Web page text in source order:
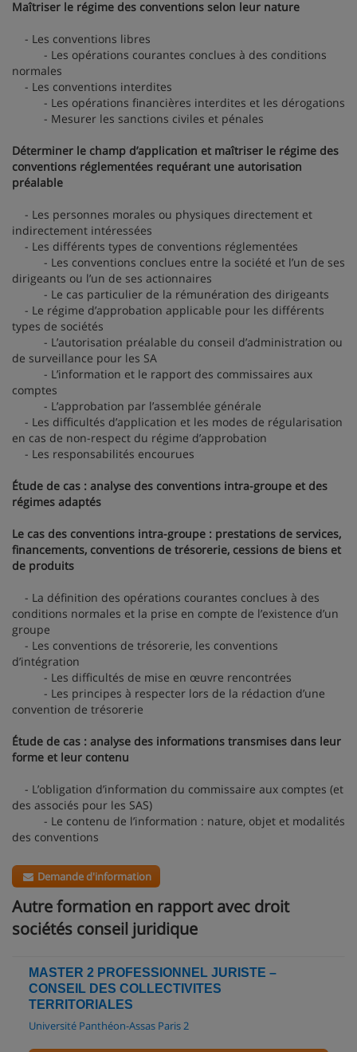
Maîtriser le régime des conventions selon leur nature
- Les conventions libres
- Les opérations courantes conclues à des conditions
normales
- Les conventions interdites
- Les opérations financières interdites et les dérogations
- Mesurer les sanctions civiles et pénales
Déterminer le champ d’application et maîtriser le régime des
conventions réglementées requérant une autorisation
préalable
- Les personnes morales ou physiques directement et
indirectement intéressées
- Les différents types de conventions réglementées
- Les conventions conclues entre la société et l’un de ses
dirigeants ou l’un de ses actionnaires
- Le cas particulier de la rémunération des dirigeants
- Le régime d’approbation applicable pour les différents
types de sociétés
- L’autorisation préalable du conseil d’administration ou
de surveillance pour les SA
- L’information et le rapport des commissaires aux
comptes
- L’approbation par l’assemblée générale
- Les difficultés d’application et les modes de régularisation
en cas de non-respect du régime d’approbation
- Les responsabilités encourues
Étude de cas : analyse des conventions intra-groupe et des
régimes adaptés
Le cas des conventions intra-groupe : prestations de services,
financements, conventions de trésorerie, cessions de biens et
de produits
- La définition des opérations courantes conclues à des
conditions normales et la prise en compte de l’existence d’un
groupe
- Les conventions de trésorerie, les conventions
d’intégration
- Les difficultés de mise en œuvre rencontrées
- Les principes à respecter lors de la rédaction d’une
convention de trésorerie
Étude de cas : analyse des informations transmises dans leur
forme et leur contenu
- L’obligation d’information du commissaire aux comptes (et
des associés pour les SAS)
- Le contenu de l’information : nature, objet et modalités
des conventions
Demande d'information
Autre formation en rapport avec droit
sociétés conseil juridique
MASTER 2 PROFESSIONNEL JURISTE –
CONSEIL DES COLLECTIVITES
TERRITORIALES
Université Panthéon-Assas Paris 2